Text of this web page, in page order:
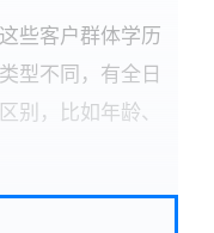
些客户群体学历
型不同，有全日
别，比如年龄、